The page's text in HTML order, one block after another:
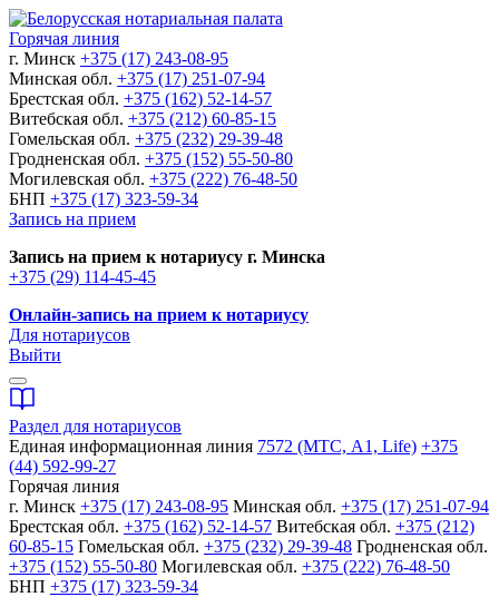
Горячая линия
г. Минск +375 (17) 243-08-95
Минская обл. +375 (17) 251-07-94
Брестская обл. +375 (162) 52-14-57
Витебская обл. +375 (212) 60-85-15
Гомельская обл. +375 (232) 29-39-48
Гродненская обл. +375 (152) 55-50-80
Могилевская обл. +375 (222) 76-48-50
БНП +375 (17) 323-59-34
Запись на прием
Запись на прием к нотариусу г. Минска
+375 (29) 114-45-45
Онлайн-запись на прием к нотариусу
Для нотариусов
Выйти
Раздел для нотариусов
Единая информационная линия 7572 (МТС, A1, Life) +375
(44) 592-99-27
Горячая линия
г. Минск +375 (17) 243-08-95 Минская обл. +375 (17) 251-07-94
Брестская обл. +375 (162) 52-14-57 Витебская обл. +375 (212)
60-85-15 Гомельская обл. +375 (232) 29-39-48 Гродненская обл.
+375 (152) 55-50-80 Могилевская обл. +375 (222) 76-48-50
БНП +375 (17) 323-59-34